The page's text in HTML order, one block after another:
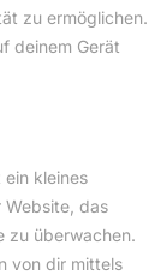
zu ermöglichen.
deinem Gerät
ein kleines
Website, das
zu überwachen.
von dir mittels